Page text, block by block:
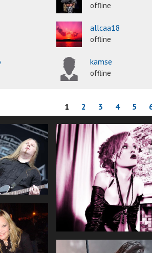
offline
allcaa18
offline
kamse
offline
1 2 3 4 5